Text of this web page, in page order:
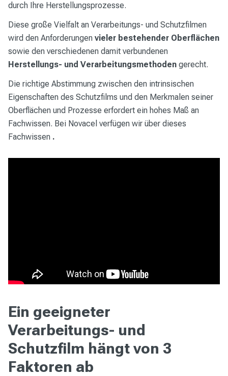
durch Ihre Herstellungsprozesse.
Diese große Vielfalt an Verarbeitungs- und Schutzfilmen
wird den Anforderungen vieler bestehender Oberflächen
sowie den verschiedenen damit verbundenen
Herstellungs- und Verarbeitungsmethoden gerecht.
Die richtige Abstimmung zwischen den intrinsischen
Eigenschaften des Schutzfilms und den Merkmalen seiner
Oberflächen und Prozesse erfordert ein hohes Maß an
Fachwissen. Bei Novacel verfügen wir über dieses
Fachwissen .
Ein geeigneter
Verarbeitungs- und
Schutzfilm hängt von 3
Faktoren ab